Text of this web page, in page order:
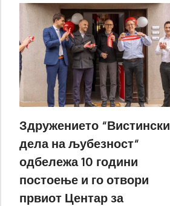
Здружението “Вистински
дела на љубезност“
одбележа 10 години
постоење и го отвори
првиот Центар за